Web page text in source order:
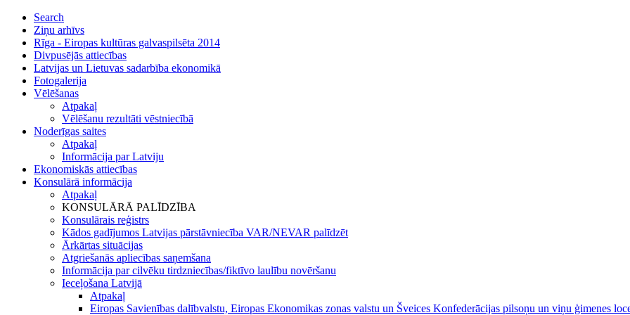
Search
Ziņu arhīvs
Rīga - Eiropas kultūras galvaspilsēta 2014
Divpusējās attiecības
Latvijas un Lietuvas sadarbība ekonomikā
Fotogalerija
Vēlēšanas
Atpakaļ
Vēlēšanu rezultāti vēstniecībā
Noderīgas saites
Atpakaļ
Informācija par Latviju
Ekonomiskās attiecības
Konsulārā informācija
Atpakaļ
KONSULĀRĀ PALĪDZĪBA
Konsulārais reģistrs
Kādos gadījumos Latvijas pārstāvniecība VAR/NEVAR palīdzēt
Ārkārtas situācijas
Atgriešanās apliecības saņemšana
Informācija par cilvēku tirdzniecības/fiktīvo laulību novēršanu
Ieceļošana Latvijā
Atpakaļ
Eiropas Savienības dalībvalstu, Eiropas Ekonomikas zonas valstu un Šveices Konfederācijas pilsoņu un viņu ģimenes